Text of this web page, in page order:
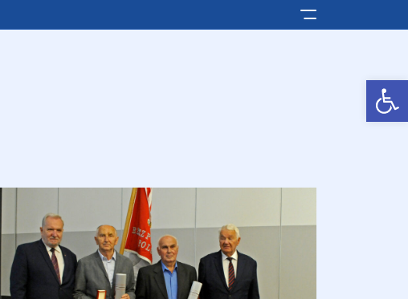
Otwórz pasek narzędzi
Pokaż/ukryj